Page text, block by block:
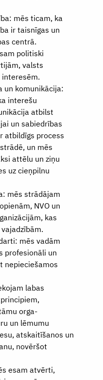
mēs ticam, ka
ir taisnīgas un
centrā.
politiski
valsts
interesēm.
un komunikācija:
interešu
atbilst
un sabiedrības
atbildīgs process
un mēs
attēlu un ziņu
uz cieņpilnu
mēs strādājam
NVO un
kas
mēs vadām
profesionāli un
nepieciešamos
labas
orga-
un lēmumu
atskaitīšanos un
novēršot
esam atvērti,